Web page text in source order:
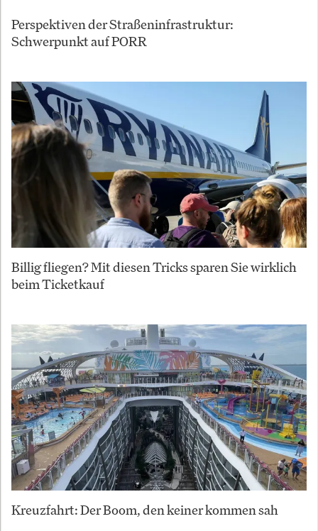
Perspektiven der Straßeninfrastruktur:
Schwerpunkt auf PORR
Billig fliegen? Mit diesen Tricks sparen Sie wirklich
beim Ticketkauf
Kreuzfahrt: Der Boom, den keiner kommen sah